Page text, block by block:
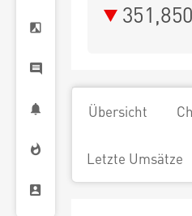
351,850
Übersicht
Letzte Umsätze